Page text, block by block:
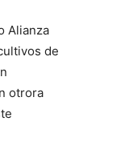
Alianza
de
otrora